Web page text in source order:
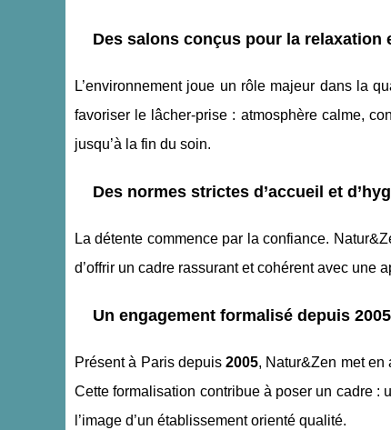
Des salons conçus pour la relaxation
L’environnement joue un rôle majeur dans la
favoriser le lâcher-prise : atmosphère calme,
jusqu’à la fin du soin.
Des normes strictes d’accueil et
La détente commence par la confiance.
d’offrir un cadre rassurant et cohérent avec une
Un engagement formalisé depuis 2005
Présent à Paris depuis2005, Natur&Zen met en
Cette formalisation contribue à poser un cadre :
l’image d’un établissement orienté qualité.